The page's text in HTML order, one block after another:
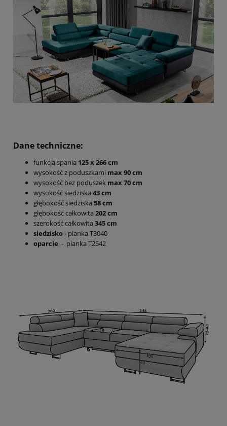
Dane techniczne:
funkcja spania 125 x 266 cm
wysokość z poduszkami max 90 cm
wysokość bez poduszek max 70 cm
wysokość siedziska 43 cm
głębokość siedziska 58 cm
głębokość całkowita 202 cm
szerokość całkowita 345 cm
siedzisko- pianka T3040
oparcie - pianka T2542